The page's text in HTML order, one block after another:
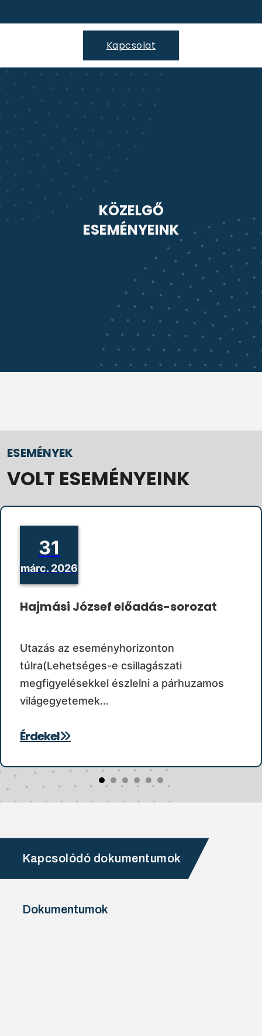
Kapcsolat
KÖZELGŐ
ESEMÉNYEINK
ESEMÉNYEK
VOLT ESEMÉNYEINK
31
márc. 2026
Hajmási József előadás-sorozat
Utazás az eseményhorizonton
túlra(Lehetséges-e csillagászati
megfigyelésekkel észlelni a párhuzamos
világegyetemek…
Érdekel
Kapcsolódó dokumentumok
Dokumentumok